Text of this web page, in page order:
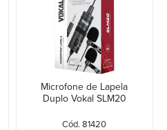
Microfone de Lapela
Duplo Vokal SLM20
Cód. 81420